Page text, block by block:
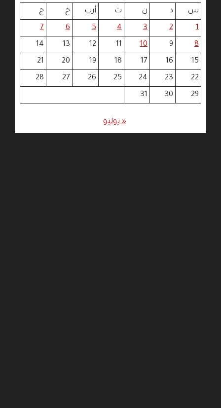
س
د ن ث أرب خ
ج
1
2
3
4
5
6
7
8
9
10
11
12
13
14
15
16
17
18
19
20
21
22
23
24
25
26
27
28
29
30
31
« يوليو